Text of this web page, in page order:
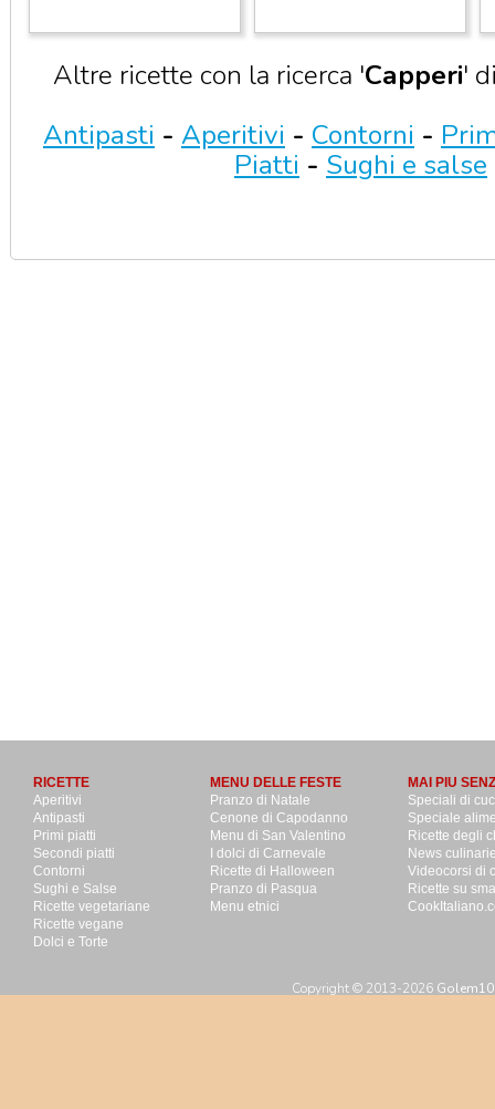
Altre ricette con la ricerca 'Capperi'
Antipasti - Aperitivi - Contorni -
Piatti - Sughi e salse
RICETTE
Aperitivi
Antipasti
Primi piatti
Secondi piatti
Contorni
Sughi e Salse
Ricette vegetariane
Ricette vegane
Dolci e Torte
MENU DELLE FESTE
Pranzo di Natale
Cenone di Capodanno
Menu di San Valentino
I dolci di Carnevale
Ricette di Halloween
Pranzo di Pasqua
Menu etnici
MAI PIU
Speciali di
Speciale
Ricette degli
News
Videocorsi di
Ricette su
Copyright © 2013-2026